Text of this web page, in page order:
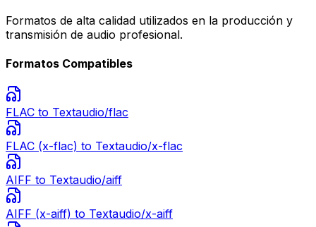
Formatos de alta calidad utilizados en la producción y
transmisión de audio profesional.
Formatos Compatibles
FLAC to Textaudio/flac
FLAC (x-flac) to Textaudio/x-flac
AIFF to Textaudio/aiff
AIFF (x-aiff) to Textaudio/x-aiff